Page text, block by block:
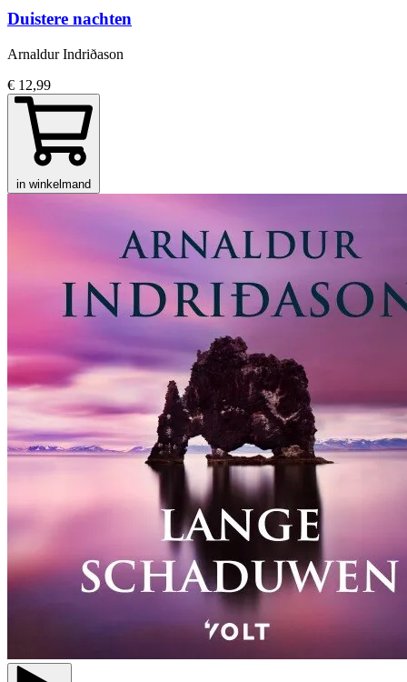
Duistere nachten
Arnaldur Indriðason
€ 12,99
in winkelmand